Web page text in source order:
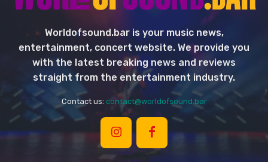
Worldofsound.bar is your music news,
entertainment, concert website. We provide you
with the latest breaking news and reviews
straight from the entertainment industry.
Contact us: contact@worldofsound.bar